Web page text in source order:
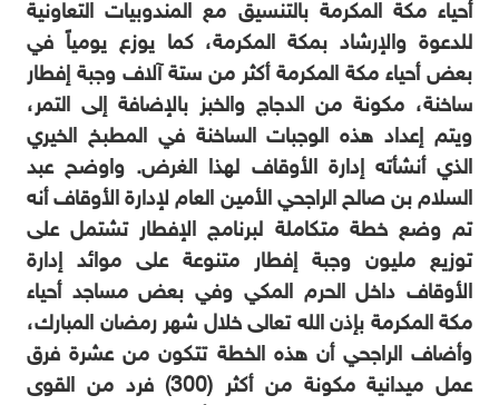
أحياء مكة المكرمة بالتنسيق مع المندوبيات التعاونية
للدعوة والإرشاد بمكة المكرمة، كما يوزع يومياً في
بعض أحياء مكة المكرمة أكثر من ستة آلاف وجبة إفطار
ساخنة، مكونة من الدجاج والخبز بالإضافة إلى التمر،
ويتم إعداد هذه الوجبات الساخنة في المطبخ الخيري
الذي أنشأته إدارة الأوقاف لهذا الغرض. واوضح عبد
السلام بن صالح الراجحي الأمين العام لإدارة الأوقاف أنه
تم وضع خطة متكاملة لبرنامج الإفطار تشتمل على
توزيع مليون وجبة إفطار متنوعة على موائد إدارة
الأوقاف داخل الحرم المكي وفي بعض مساجد أحياء
مكة المكرمة بإذن الله تعالى خلال شهر رمضان المبارك،
وأضاف الراجحي أن هذه الخطة تتكون من عشرة فرق
عمل ميدانية مكونة من أكثر (300) فرد من القوى